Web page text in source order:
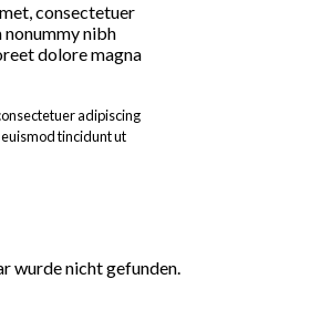
consectetuer
nonummy nibh
dolore magna
adipiscing
tincidunt ut
wurde nicht gefunden.